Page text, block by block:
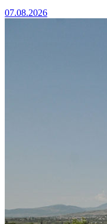
07.08.2026